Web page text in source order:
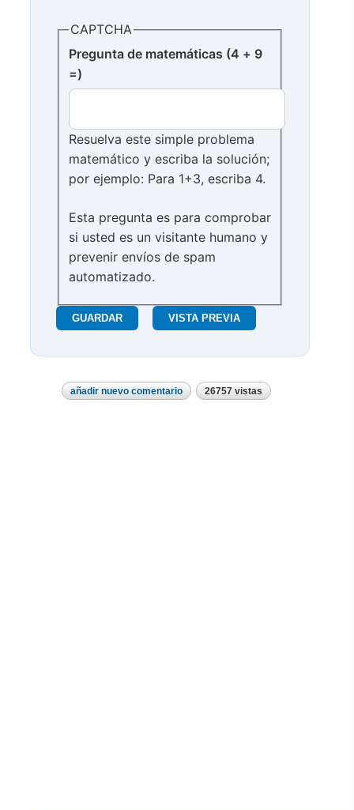
CAPTCHA
Pregunta de matemáticas (4 + 9
=)
Resuelva este simple problema
matemático y escriba la solución;
por ejemplo: Para 1+3, escriba 4.
Esta pregunta es para comprobar
si usted es un visitante humano y
prevenir envíos de spam
automatizado.
añadir nuevo comentario 26757 vistas